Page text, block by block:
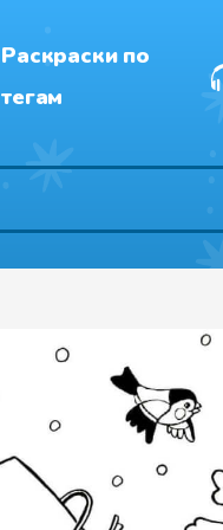
Раскраски по
тегам